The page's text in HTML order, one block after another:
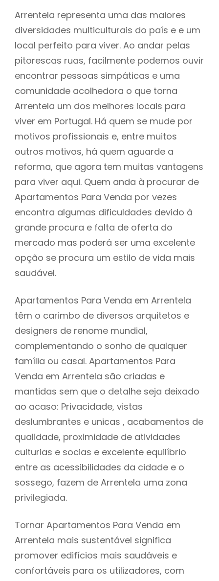
Arrentela representa uma das maiores
diversidades multiculturais do país e e um
local perfeito para viver. Ao andar pelas
pitorescas ruas, facilmente podemos ouvir
encontrar pessoas simpáticas e uma
comunidade acolhedora o que torna
Arrentela um dos melhores locais para
viver em Portugal. Há quem se mude por
motivos profissionais e, entre muitos
outros motivos, há quem aguarde a
reforma, que agora tem muitas vantagens
para viver aqui. Quem anda à procurar de
Apartamentos Para Venda por vezes
encontra algumas dificuldades devido à
grande procura e falta de oferta do
mercado mas poderá ser uma excelente
opção se procura um estilo de vida mais
saudável.
Apartamentos Para Venda em Arrentela
têm o carimbo de diversos arquitetos e
designers de renome mundial,
complementando o sonho de qualquer
família ou casal. Apartamentos Para
Venda em Arrentela são criadas e
mantidas sem que o detalhe seja deixado
ao acaso: Privacidade, vistas
deslumbrantes e unicas , acabamentos de
qualidade, proximidade de atividades
culturias e socias e excelente equilíbrio
entre as acessibilidades da cidade e o
sossego, fazem de Arrentela uma zona
privilegiada.
Tornar Apartamentos Para Venda em
Arrentela mais sustentável significa
promover edifícios mais saudáveis e
confortáveis para os utilizadores, com